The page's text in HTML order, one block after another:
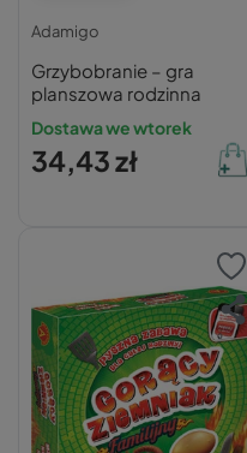
Adamigo
Grzybobranie – gra
planszowa rodzinna
Dostawa we wtorek
34,43 zł